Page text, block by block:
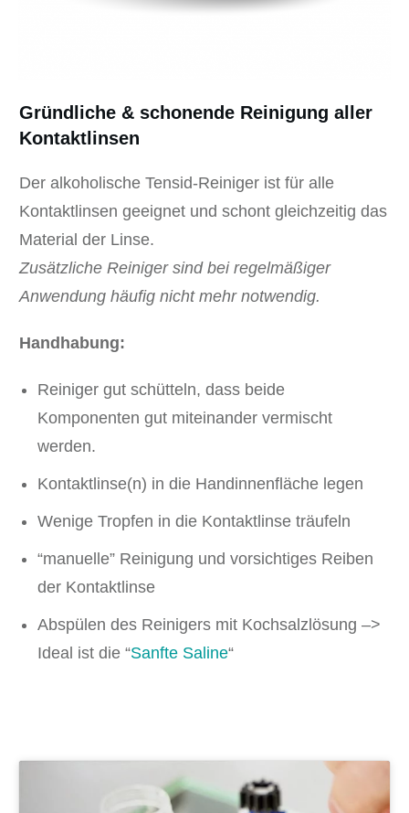
Gründliche & schonende Reinigung aller
Kontaktlinsen
Der alkoholische Tensid-Reiniger ist für alle
Kontaktlinsen geeignet und schont gleichzeitig das
Material der Linse.
Zusätzliche Reiniger sind bei regelmäßiger
Anwendung häufig nicht mehr notwendig.
Handhabung:
Reiniger gut schütteln, dass beide
Komponenten gut miteinander vermischt
werden.
Kontaktlinse(n) in die Handinnenfläche legen
Wenige Tropfen in die Kontaktlinse träufeln
“manuelle” Reinigung und vorsichtiges Reiben
der Kontaktlinse
Abspülen des Reinigers mit Kochsalzlösung –>
Ideal ist die “Sanfte Saline“